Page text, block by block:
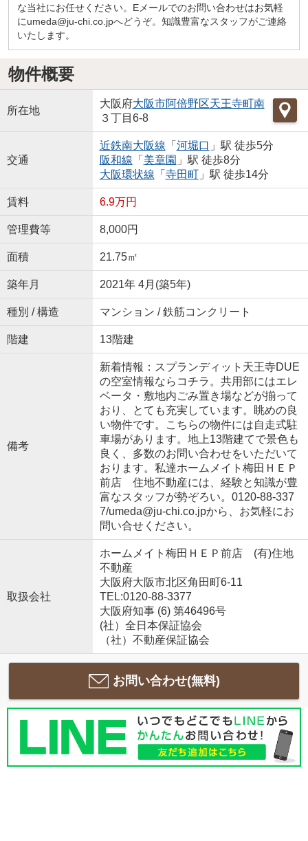
な当社にお任せください。Eメールでのお問い合わせはお気軽
にumeda@ju-chi.co.jpへどうぞ。知識豊富なスタッフがご連絡
いたします。
物件概要
所在地
大阪府大阪市阿倍野区天王寺町南
３丁目6-8
交通
近鉄南大阪線 「 河堀口 」駅 徒歩5分
阪和線 「 美章園 」駅 徒歩8分
大阪環状線 「 寺田町」駅 徒歩14分
賃料 6.9万円
管理費等 8,000円
面積 21.75㎡
築年月 2021年 4月(築5年)
種別 / 構造 マンション / 鉄筋コンクリート
階建 13階建
備考
新着情報：スプランディット天王寺DUE
の空室情報ならコチラ。共用部にはエレ
ベータ・敷地内ごみ置き場などが揃って
おり、とても充実しています。眺めの良
い物件です。こちらの物件には自走式駐
車場があります。地上13階建てで景色も
良く、多数のお問い合わせをいただいて
おります。私達ホームメイト梅田ＨＥＰ
前店 住地不動産には、経験と知識が豊
富なスタッフが勢ぞろい。0120-88-337
7/umeda@ju-chi.co.jpから、お気軽にお
問い合せください。
取扱会社
ホームメイト梅田ＨＥＰ前店 (有)住地
不動産
大阪府大阪市北区角田町6-11
TEL:0120-88-3377
大阪府知事 (6) 第46496号
(社）全日本保証協会
（社）不動産保証協会
お問い合わせ(無料)